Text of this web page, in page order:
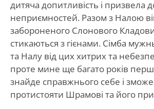
дитяча допитливість і призвела
неприємностей. Разом з Налою
забороненого Слонового
стикаються з гієнами. Сімба
та Налу від цих хитрих та
проте мине ще багато років
знайде справжнього себе і
протистояти Шрамові та його